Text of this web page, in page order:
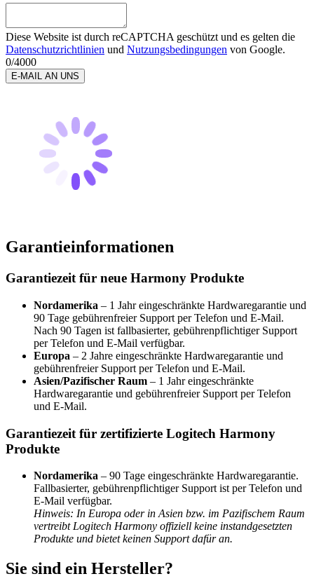
Diese Website ist durch reCAPTCHA geschützt und es gelten die
Datenschutzrichtlinien und Nutzungsbedingungen von Google.
0/4000
E-MAIL AN UNS
Garantieinformationen
Garantiezeit für neue Harmony Produkte
Nordamerika – 1 Jahr eingeschränkte Hardwaregarantie und
90 Tage gebührenfreier Support per Telefon und E-Mail.
Nach 90 Tagen ist fallbasierter, gebührenpflichtiger Support
per Telefon und E-Mail verfügbar.
Europa – 2 Jahre eingeschränkte Hardwaregarantie und
gebührenfreier Support per Telefon und E-Mail.
Asien/Pazifischer Raum – 1 Jahr eingeschränkte
Hardwaregarantie und gebührenfreier Support per Telefon
und E-Mail.
Garantiezeit für zertifizierte Logitech Harmony
Produkte
Nordamerika – 90 Tage eingeschränkte Hardwaregarantie.
Fallbasierter, gebührenpflichtiger Support ist per Telefon und
E-Mail verfügbar.
Hinweis: In Europa oder in Asien bzw. im Pazifischem Raum
vertreibt Logitech Harmony offiziell keine instandgesetzten
Produkte und bietet keinen Support dafür an.
Sie sind ein Hersteller?